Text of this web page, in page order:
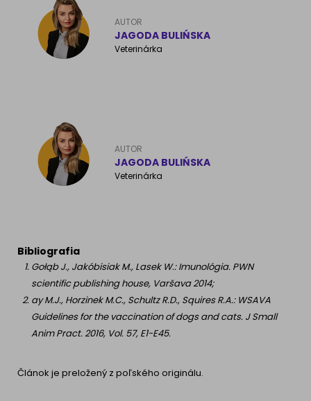
AUTOR
JAGODA BULIŃSKA
Veterinárka
AUTOR
JAGODA BULIŃSKA
Veterinárka
Bibliografia
Gołąb J., Jakóbisiak M., Lasek W.: Imunológia. PWN
scientific publishing house, Varšava 2014;
ay M.J., Horzinek M.C., Schultz R.D., Squires R.A.: WSAVA
Guidelines for the vaccination of dogs and cats. J Small
Anim Pract. 2016, Vol. 57, E1-E45.
Článok je preložený z poľského originálu.